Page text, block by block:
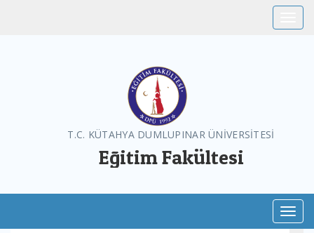
T.C. KÜTAHYA DUMLUPINAR ÜNİVERSİTESİ
Eğitim Fakültesi